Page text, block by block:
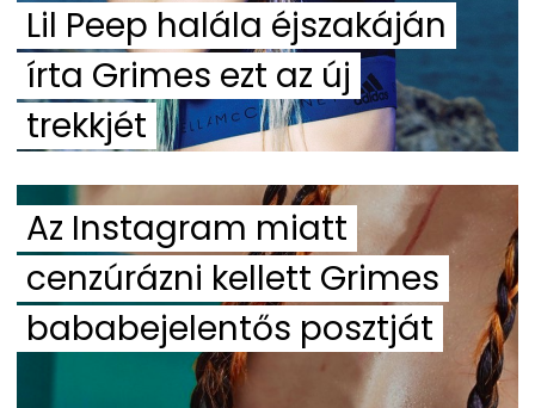
Lil Peep halála éjszakáján
írta Grimes ezt az új
trekkjét
Az Instagram miatt
cenzúrázni kellett Grimes
bababejelentős posztját